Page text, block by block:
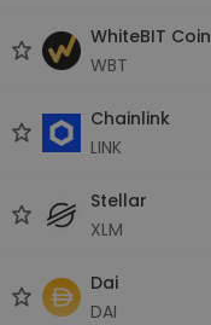
WhiteBIT Coin
WBT
Chainlink
LINK
Stellar
XLM
Dai
DAI